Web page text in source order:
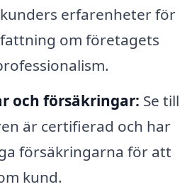
erfarenheter för
om företagets
och försäkringar: Se till
är certifierad och har
försäkringarna för att
kund.